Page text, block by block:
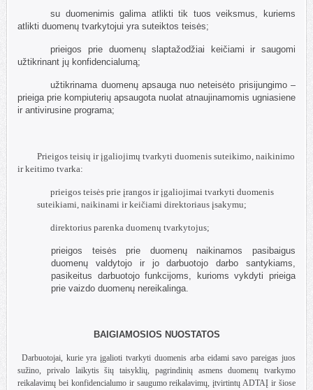
su duomenimis galima atlikti tik tuos veiksmus, kuriems
atlikti duomenų tvarkytojui yra suteiktos teisės;
prieigos prie duomenų slaptažodžiai keičiami ir saugomi
užtikrinant jų konfidencialumą;
užtikrinama duomenų apsauga nuo neteisėto prisijungimo –
prieiga prie kompiuterių apsaugota nuolat atnaujinamomis ugniasiene
ir antivirusine programa;
Prieigos teisių ir įgaliojimų tvarkyti duomenis suteikimo, naikinimo
ir keitimo tvarka:
prieigos teisės prie įrangos ir įgaliojimai tvarkyti duomenis
suteikiami, naikinami ir keičiami direktoriaus įsakymu;
direktorius parenka duomenų tvarkytojus;
prieigos teisės prie duomenų naikinamos pasibaigus
duomenų valdytojo ir jo darbuotojo darbo santykiams,
pasikeitus darbuotojo funkcijoms, kurioms vykdyti prieiga
prie vaizdo duomenų nereikalinga.
BAIGIAMOSIOS NUOSTATOS
Darbuotojai, kurie yra įgalioti tvarkyti duomenis arba eidami savo pareigas juos
sužino, privalo laikytis šių taisyklių, pagrindinių asmens duomenų tvarkymo
reikalavimų bei konfidencialumo ir saugumo reikalavimų, įtvirtintų ADTAĮ ir šiose